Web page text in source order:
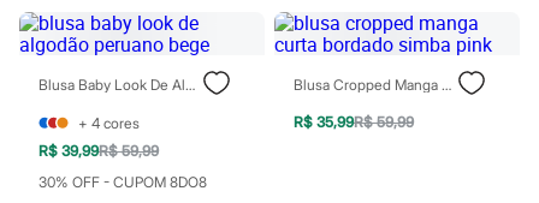
Casacos e Jaquetas
Jeans
Polos
Acessórios
Bolsas e Mochilas
Chapéus e Bonés
Cintos
Carteiras
Óculos
Blusa Baby Look De Algodão Peruano Bege
+ 4 cores
R$ 39,99R$ 59,99
30% OFF - CUPOM 8DO8
Blusa Cropped Manga Curta Bordado Simba Pink
R$ 35,99R$ 59,99